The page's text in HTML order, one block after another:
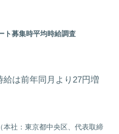
ト募集時平均時給調査
は前年同月より27円増
社：東京都中央区、代表取締